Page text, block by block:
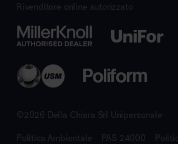
Rivenditore online autorizzato
©2026 Della Chiara Srl Unipersonale
Politica Ambientale PAS 24000